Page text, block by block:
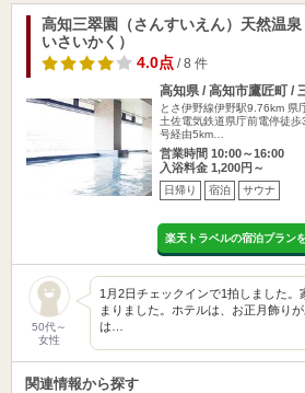
高知三翠園（さんすいえん）天然温
いさいかく）
4.0点/ 8 件
高知県 / 高知市鷹匠町 /
とさ伊野線伊野駅9.76km 県
土佐電気鉄道県庁前電停徒
号経由5km…
営業時間 10:00～16:00
入浴料金 1,200円～
日帰り 宿泊 サウナ
楽天トラベルの宿泊プラン
50代～
女性
1月2日チェックインで1拍しました。
まりました。ホテルは、お正月飾り
は…
関連情報から探す